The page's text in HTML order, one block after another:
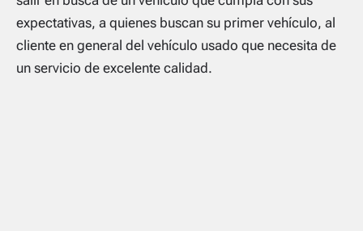
expectativas, a quienes buscan su primer vehículo, al
cliente en general del vehículo usado que necesita de
un servicio de excelente calidad.